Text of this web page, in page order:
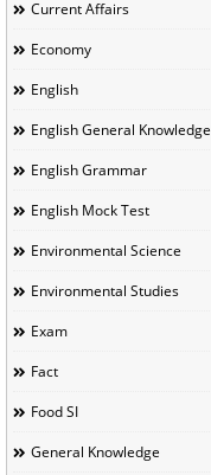
Current Affairs
Economy
English
English General Knowledge
English Grammar
English Mock Test
Environmental Science
Environmental Studies
Exam
Fact
Food SI
General Knowledge